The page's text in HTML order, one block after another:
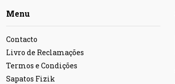
Menu
Contacto
Livro de Reclamações
Termos e Condições
Sapatos Fizik